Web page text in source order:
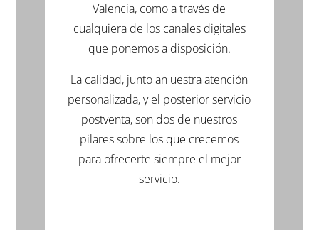
Valencia, como a través de
cualquiera de los canales digitales
que ponemos a disposición.
La calidad, junto an uestra atención
personalizada, y el posterior servicio
postventa, son dos de nuestros
pilares sobre los que crecemos
para ofrecerte siempre el mejor
servicio.